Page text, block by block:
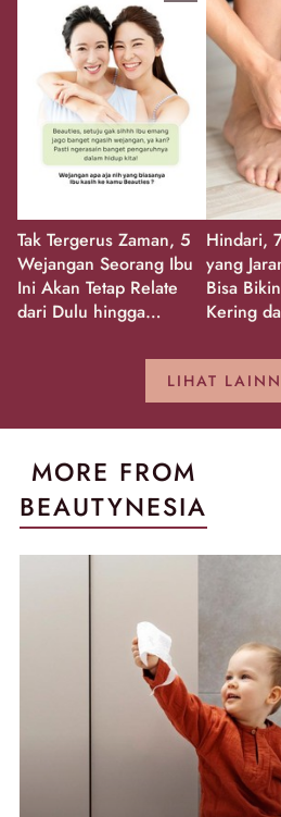
Tak Tergerus Zaman, 5
Wejangan Seorang Ibu
Ini Akan Tetap Relate
dari Dulu hingga
Hindari,
yang
Bisa
Kering
LIHAT
MORE FROM
BEAUTYNESIA